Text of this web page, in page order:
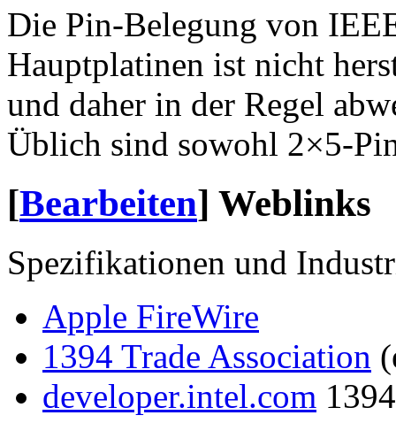
Die Pin-Belegung von
Hauptplatinen ist nicht
und daher in der Regel
Üblich sind sowohl 2×5-
[Bearbeiten] Weblinks
Spezifikationen und
Apple FireWire
1394 Trade Association
developer.intel.com